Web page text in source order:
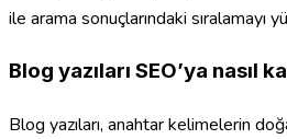
ile arama sonuçlarındaki sıralamayı
Blog yazıları SEO’ya nasıl
Blog yazıları, anahtar kelimelerin